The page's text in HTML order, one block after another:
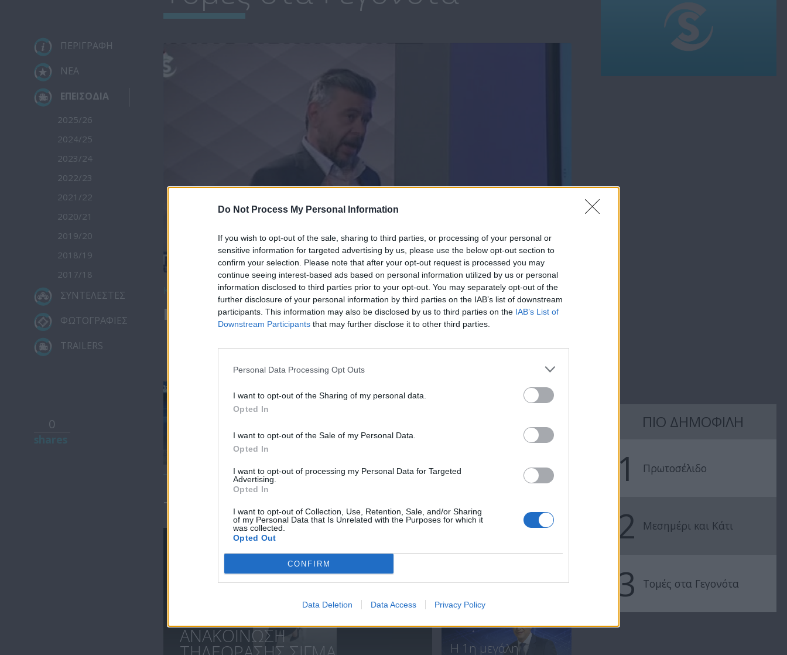
Do Not Process My Personal Information
If you wish to opt-out of the sale, sharing to third parties, or processing of your personal or
sensitive information for targeted advertising by us, please use the below opt-out section to
confirm your selection. Please note that after your opt-out request is processed you may
continue seeing interest-based ads based on personal information utilized by us or personal
information disclosed to third parties prior to your opt-out. You may separately opt-out of the
further disclosure of your personal information by third parties on the IAB’s list of downstream
participants. This information may also be disclosed by us to third parties on the IAB’s List of
Downstream Participants that may further disclose it to other third parties.
Personal Data Processing Opt Outs
I want to opt-out of the Sharing of my personal data.
Opted In
I want to opt-out of the Sale of my Personal Data.
Opted In
I want to opt-out of processing my Personal Data for Targeted
Advertising.
Opted In
I want to opt-out of Collection, Use, Retention, Sale, and/or Sharing
of my Personal Data that Is Unrelated with the Purposes for which it
was collected.
Opted Out
CONFIRM
Data Deletion Data Access Privacy Policy
ΠΕΡΙΓΡΑΦΗ
ΝΕΑ
ΕΠΕΙΣΟΔΙΑ
2025/26
2024/25
2023/24
2022/23
2021/22
2020/21
2019/20
2018/19
2017/18
ΣΥΝΤΕΛΕΣΤΕΣ
ΦΩΤΟΓΡΑΦΙΕΣ
TRAILERS
0
Κατέβασε το
Ειδήσεις 22.12.24
Ειδήσεις
ΤΕΛΕΥΤΑΙΑ ΝΕΑ
ΑΝΑΚΟΙΝΩΣΗ
συνεργασίας...
Η 1η μεγάλη
ΠΙΟ ΔΗΜΟΦΙΛΗ
1 Πρωτοσέλιδο
2 Μεσημέρι και Κάτι
3 Τομές στα Γεγονότα